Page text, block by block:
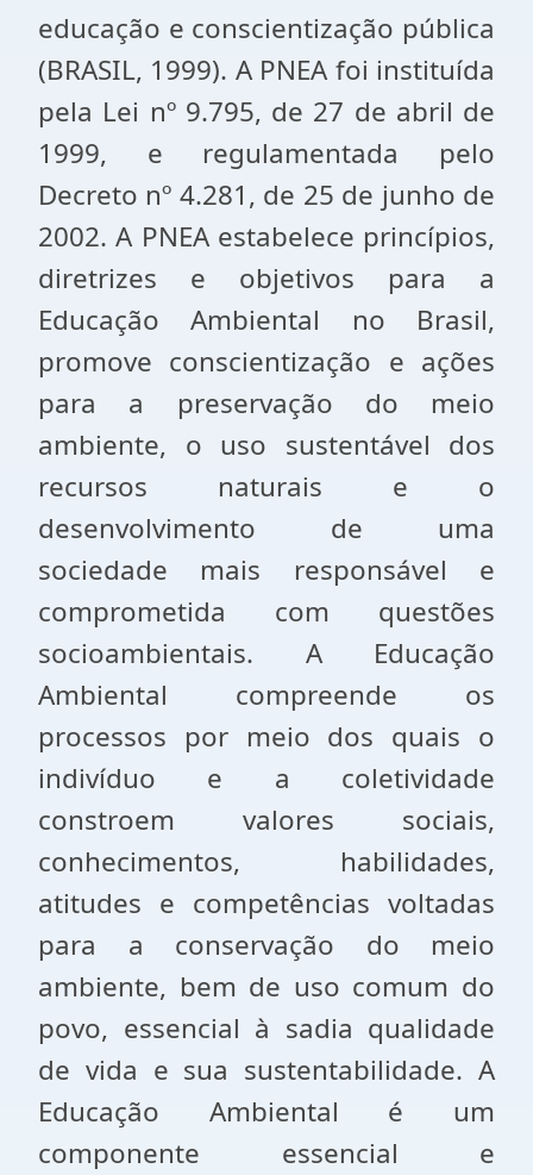
educação e conscientização pública
(BRASIL, 1999). A PNEA foi instituída
pela Lei nº 9.795, de 27 de abril de
1999, e regulamentada pelo
Decreto nº 4.281, de 25 de junho de
2002. A PNEA estabelece princípios,
diretrizes e objetivos para a
Educação Ambiental no Brasil,
promove conscientização e ações
para a preservação do meio
ambiente, o uso sustentável dos
recursos naturais e o
desenvolvimento de uma
sociedade mais responsável e
comprometida com questões
socioambientais. A Educação
Ambiental compreende os
processos por meio dos quais o
indivíduo e a coletividade
constroem valores sociais,
conhecimentos, habilidades,
atitudes e competências voltadas
para a conservação do meio
ambiente, bem de uso comum do
povo, essencial à sadia qualidade
de vida e sua sustentabilidade. A
Educação Ambiental é um
componente essencial e